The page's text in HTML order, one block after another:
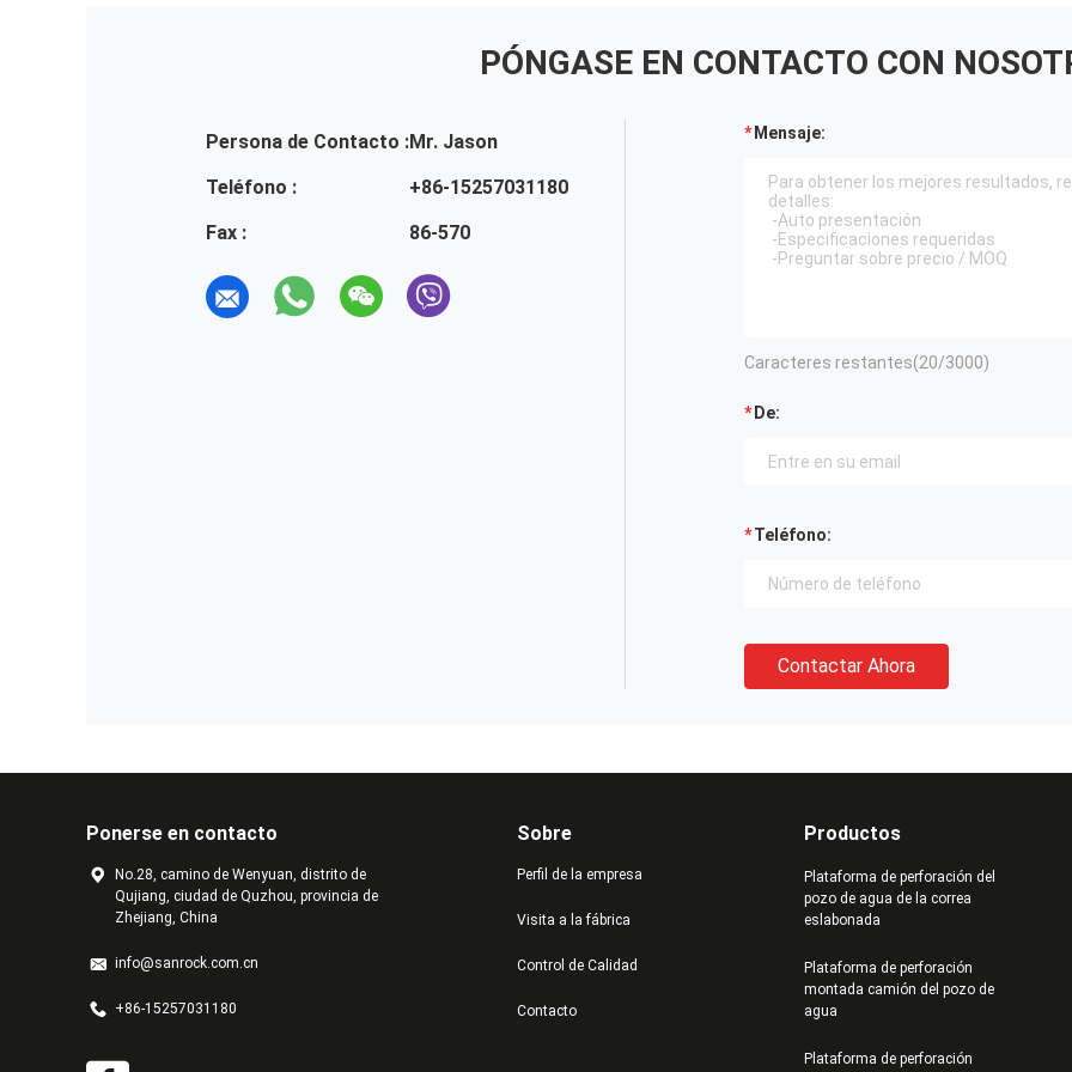
PÓNGASE EN CONTACTO CON
Persona de Contacto :Mr. Jason
Teléfono :
+86-15257031180
Fax :
86-570
Mensaje:
Caracteres restantes(20/3000)
De:
Teléfono:
Contactar Ahora
Ponerse en contacto
No.28, camino de Wenyuan, distrito de
Qujiang, ciudad de Quzhou, provincia de
Zhejiang, China
info@sanrock.com.cn
+86-15257031180
Sobre
Perfil de la empresa
Visita a la fábrica
Control de Calidad
Contacto
Productos
Plataforma de perforación del
pozo de agua de la correa
eslabonada
Plataforma de perforación
montada camión del pozo de
agua
Plataforma de perforación